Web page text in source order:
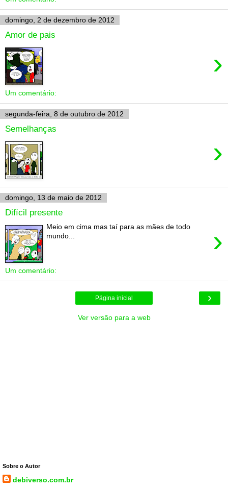
domingo, 2 de dezembro de 2012
Amor de pais
›
Um comentário:
segunda-feira, 8 de outubro de 2012
Semelhanças
›
domingo, 13 de maio de 2012
Difícil presente
›
Meio em cima mas taí para as mães de todo
mundo...
Um comentário:
›
Página inicial
Ver versão para a web
Sobre o Autor
debiverso.com.br